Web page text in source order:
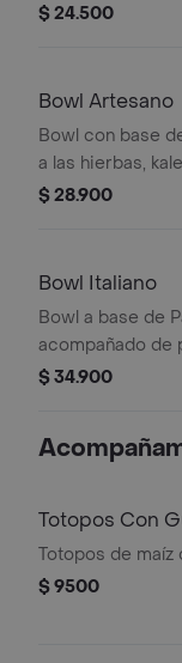
cebolla
$ 24.500
Bowl Artesano
Bowl con base
a las hierbas,
tomate,
$ 28.900
Bowl Italiano
Bowl a base de
acompañado de
pesto, tomate
$ 34.900
Totopos Con
Totopos de maíz
$ 9500